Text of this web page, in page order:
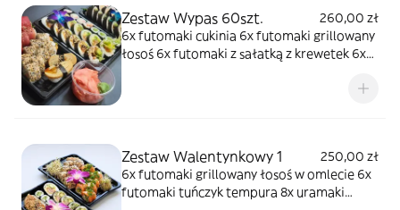
Zestaw Wypas 60szt.
260,00 zł
6x futomaki cukinia 6x futomaki grillowany
łosoś 6x futomaki z sałatką z krewetek 6x
ten 8x uramaki tuńczyk 8x hosomaki surimi
Zestaw Walentynkowy 1
250,00 zł
6x futomaki grillowany łosoś w omlecie 6x
futomaki tuńczyk tempura 8x uramaki